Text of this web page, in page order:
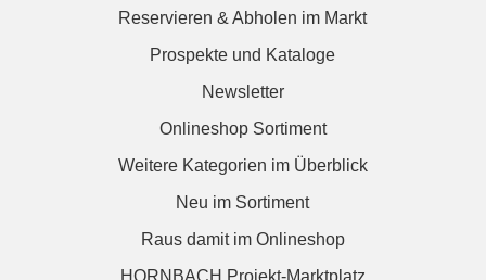
Reservieren & Abholen im Markt
Prospekte und Kataloge
Newsletter
Onlineshop Sortiment
Weitere Kategorien im Überblick
Neu im Sortiment
Raus damit im Onlineshop
HORNBACH Projekt-Marktplatz